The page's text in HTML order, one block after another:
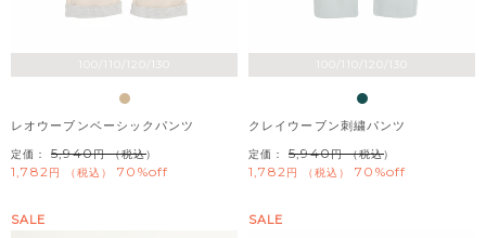
レオウーブンベーシックパンツ
定価： 5,940 （税込）
1,782 税込 70%off
クレイウーブン刺繍パンツ
定価： 5,940 （税込）
1,782 税込 70%off
SALE SALE